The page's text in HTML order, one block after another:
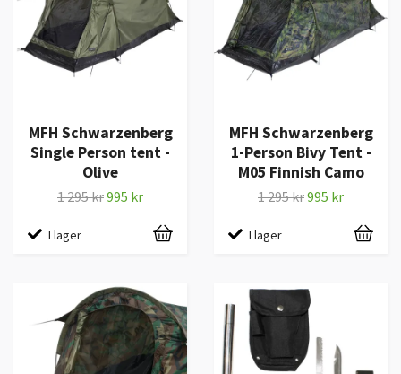
MFH Schwarzenberg
Single Person tent -
Olive
1 295 kr995 kr
I lager
MFH Schwarzenberg
1-Person Bivy Tent -
M05 Finnish Camo
1 295 kr995 kr
I lager